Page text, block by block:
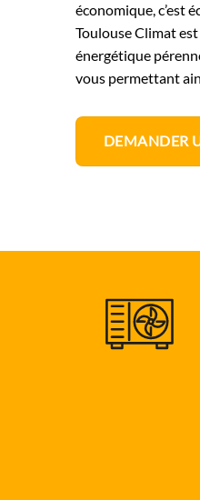
économique, c’est
Toulouse Climat
énergétique
vous permettant
DEMANDER